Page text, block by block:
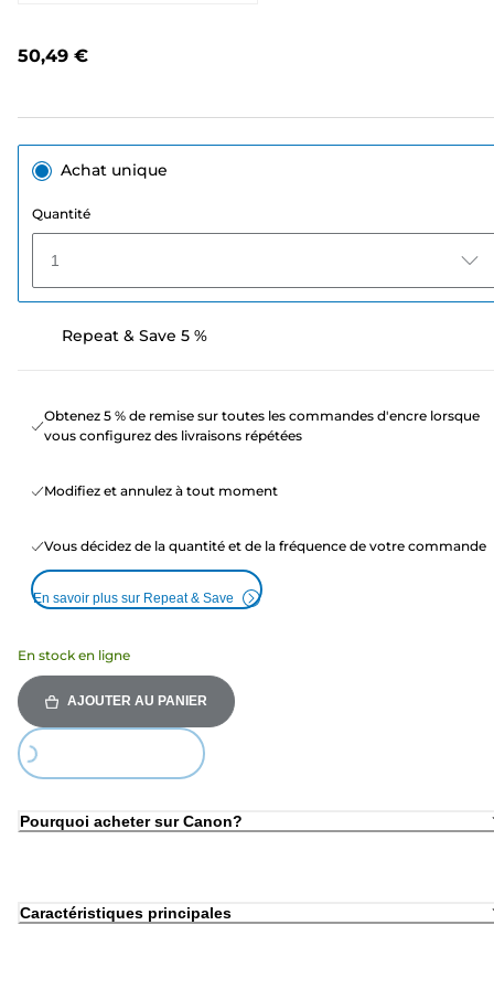
50,49 €
Achat unique
Quantité
1
Repeat & Save 5 %
Obtenez 5 % de remise sur toutes les commandes d'encre lorsque
vous configurez des livraisons répétées
Modifiez et annulez à tout moment
Vous décidez de la quantité et de la fréquence de votre commande
En savoir plus sur Repeat & Save
En stock en ligne
AJOUTER AU PANIER
Loading...
Pourquoi acheter sur Canon?
Caractéristiques principales